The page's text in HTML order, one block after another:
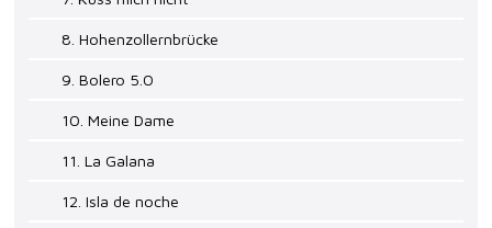
8. Hohenzollernbrücke
9. Bolero 5.0
10. Meine Dame
11. La Galana
12. Isla de noche